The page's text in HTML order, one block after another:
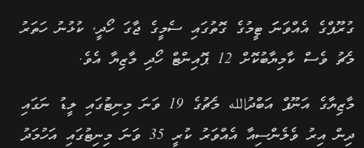
ގުރޫޕްގެ އެއްވަނަަ ޓީމުގެ ގޮތުގައި ސެމީގެ ޖާގަ ހޯދީ, ކުޅުނު ހަތަރު
މެޗު ވެސް ކާމިޔާބުކޮށް 12 ޕޮއިންޓް ހޯދި މާޒިޔާ އެވެ.
މާޒިޔާގެ އަނޫފް އަބްދުالله މެޗުގެ 19 ވަނަ މިނިޓުގައި ލީޑު ނަގައި
ދިން އިރު ވެލެންސިއާ އެއްވަރު ކުރީ 35 ވަނަ މިނިޓުގައި އަހުމަދު